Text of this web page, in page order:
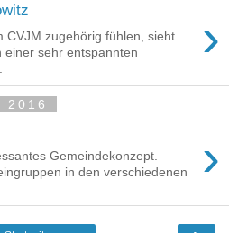
›
CVJM zugehörig fühlen, sieht
einer sehr entspannten
2016
›
Gemeindekonzept.
in den verschiedenen